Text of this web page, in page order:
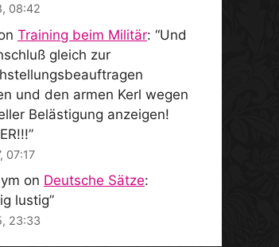
08:42
Training beim Militär: “Und
gleich zur
und den armen Kerl wegen
Belästigung anzeigen!
”
07:17
on Deutsche Sätze:
lustig”
23:33